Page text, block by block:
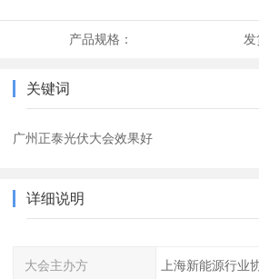
产品规格： 发
关键词
广州正泰光伏大会效果好
详细说明
大会主办方